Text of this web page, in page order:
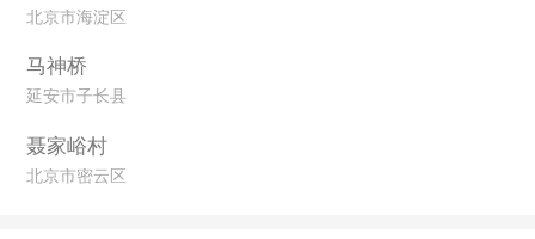
北京市海淀区
马神桥
延安市子长县
聂家峪村
北京市密云区